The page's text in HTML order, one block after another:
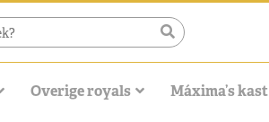
Overige royals Máxima’s kast